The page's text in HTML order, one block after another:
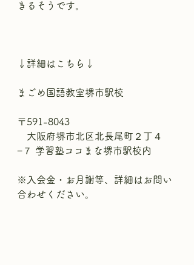
きるそうです。
↓詳細はこちら↓
まごめ国語教室堺市駅校
〒591-8043
大阪府堺市北区北長尾町２丁４
−７ 学習塾ココまな堺市駅校内
※入会金・お月謝等、詳細はお問い
合わせください。